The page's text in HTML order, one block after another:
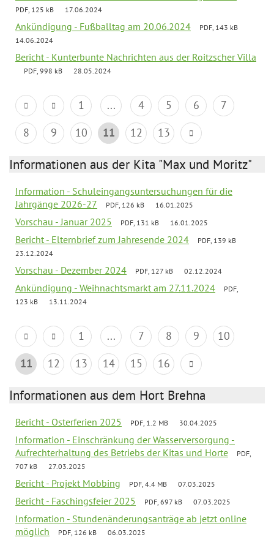
PDF, 125 kB 17.06.2024
Ankündigung - Fußballtag am 20.06.2024
PDF, 143 kB
14.06.2024
Bericht - Kunterbunte Nachrichten aus der Roitzscher Villa
PDF, 998 kB 28.05.2024
1 ... 4 5 6
7
8
9 10 11 12 13
Informationen aus der Kita "Max und Moritz"
Information - Schuleingangsuntersuchungen für die
Jahrgänge 2026-27
PDF, 126 kB 16.01.2025
Vorschau - Januar 2025 PDF, 131 kB 16.01.2025
Bericht - Elternbrief zum Jahresende 2024
PDF, 139 kB
23.12.2024
Vorschau - Dezember 2024 PDF, 127 kB 02.12.2024
Ankündigung - Weihnachtsmarkt am 27.11.2024
PDF,
123 kB
13.11.2024
1 ... 7 8 9
10
11
12 13 14 15 16
Informationen aus dem Hort Brehna
Bericht - Osterferien 2025 PDF, 1.2 MB 30.04.2025
Information - Einschränkung der Wasserversorgung -
Aufrechterhaltung des Betriebs der Kitas und Horte
PDF,
707 kB
27.03.2025
Bericht - Projekt Mobbing PDF, 4.4 MB 07.03.2025
Bericht - Faschingsfeier 2025 PDF, 697 kB 07.03.2025
Information - Stundenänderungsanträge ab jetzt online
möglich
PDF, 126 kB 06.03.2025